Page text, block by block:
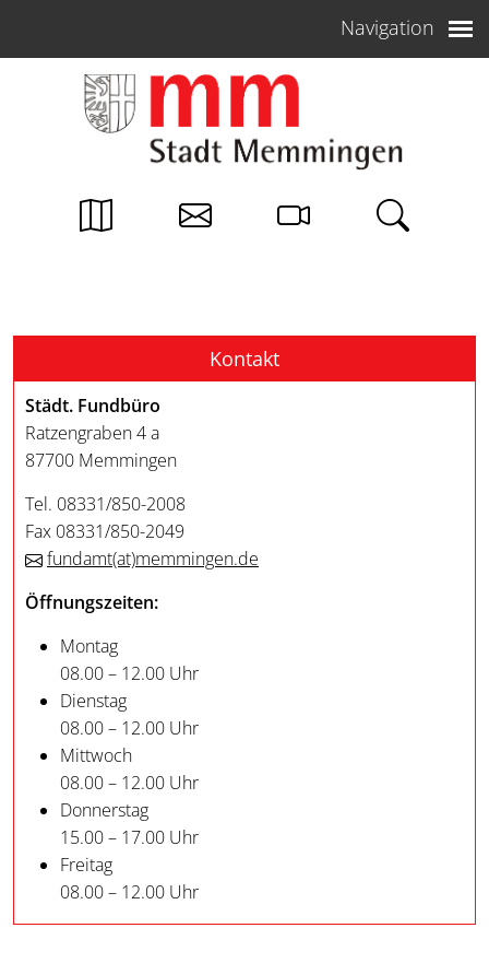
Navigation
Kontakt
Städt. Fundbüro
Ratzengraben 4 a
87700 Memmingen
Tel. 08331/850-2008
Fax 08331/850-2049
fundamt(at)memmingen.de
Öffnungszeiten:
Montag
08.00 – 12.00 Uhr
Dienstag
08.00 – 12.00 Uhr
Mittwoch
08.00 – 12.00 Uhr
Donnerstag
15.00 – 17.00 Uhr
Freitag
08.00 – 12.00 Uhr